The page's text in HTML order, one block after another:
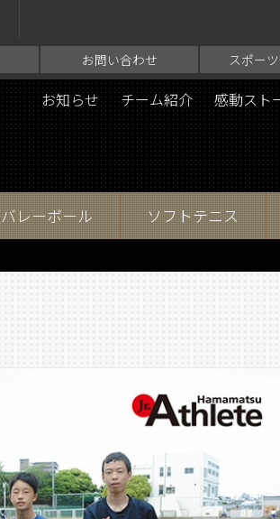
お問い合わせ スポー
お知らせ チーム紹介 感動スト
バレーボール ソフトテニス